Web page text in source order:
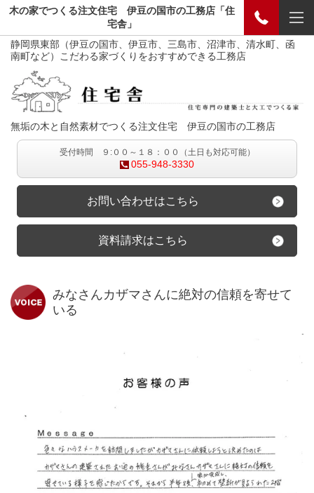
木の家でつくる注文住宅 伊豆の国市の工務店「住
宅舎」
静岡県東部（伊豆の国市、伊豆市、三島市、沼津市、清水町、函
南町など）こだわる家づくりをおすすめできる工務店
無垢の木と自然素材でつくる注文住宅 伊豆の国市の工務店
受付時間 ９:００～１８：００（土日も対応可能）
055-948-3330
お問い合わせはこちら
資料請求はこちら
みなさんカザマさんに絶対の信頼を寄せて
いる